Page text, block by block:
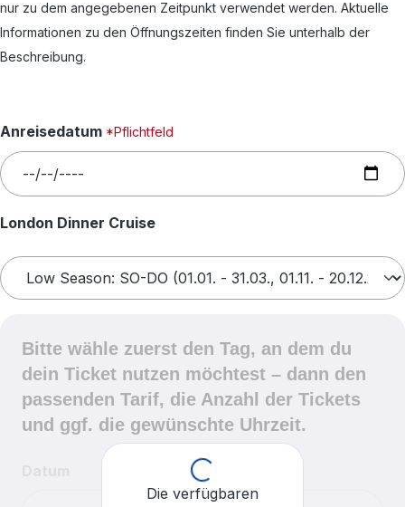
nur zu dem angegebenen Zeitpunkt verwendet werden. Aktuelle
Informationen zu den Öffnungszeiten finden Sie unterhalb der
Beschreibung.
London Dinner Cruiseauswählen
Bitte wähle zuerst den Tag, an dem du
dein Ticket nutzen möchtest – dann den
passenden Tarif, die Anzahl der Tickets
und ggf. die gewünschte Uhrzeit.
Loading...
Die verfügbaren
Anreisedatum *Pflichtfeld